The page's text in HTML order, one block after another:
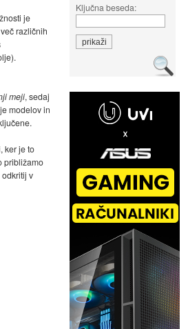
Ključna beseda:
je
različnih
meji, sedaj
modelov in
ker je to
približamo
v